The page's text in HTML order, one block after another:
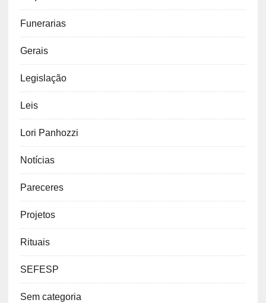
Funerarias
Gerais
Legislação
Leis
Lori Panhozzi
Notícias
Pareceres
Projetos
Rituais
SEFESP
Sem categoria